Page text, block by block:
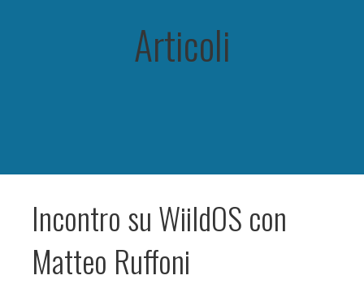
Articoli
Incontro su WiildOS con
Matteo Ruffoni